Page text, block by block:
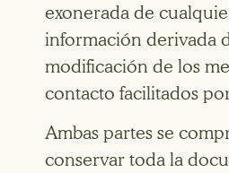
exonerada de
información derivada
modificación de los
contacto facilitados
Ambas partes se
conservar toda la